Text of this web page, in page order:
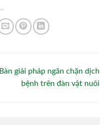
Bàn giải pháp ngăn chặn dịch
bệnh trên đàn vật nuôi